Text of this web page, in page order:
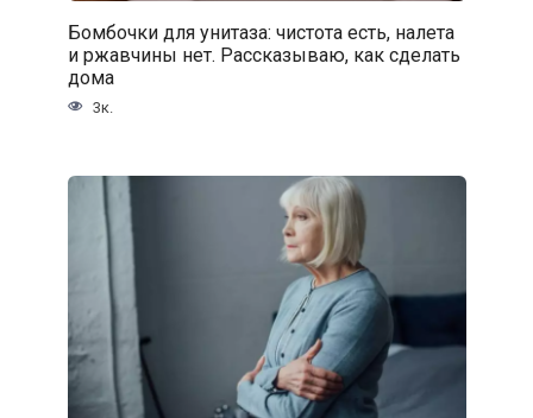
Бомбочки для унитаза: чистота есть, налета
и ржавчины нет. Рассказываю, как сделать
дома
3к.